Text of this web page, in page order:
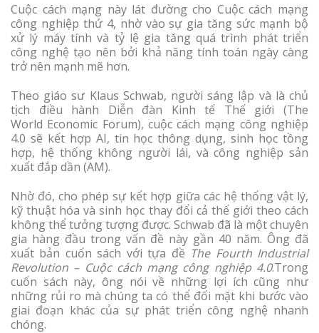
Cuộc cách mạng này lát đường cho Cuộc cách mạng
công nghiệp thứ 4, nhờ vào sự gia tăng sức mạnh bộ
xử lý máy tính và tỷ lệ gia tăng quá trình phát triển
công nghệ tạo nên bởi khả năng tính toán ngày càng
trở nên mạnh mẽ hơn.
Theo giáo sư Klaus Schwab, người sáng lập và là chủ
tịch điều hành Diễn đàn Kinh tế Thế giới (The
World Economic Forum), cuộc cách mạng công nghiệp
4.0 sẽ kết hợp AI, tin học thông dụng, sinh học tồng
hợp, hệ thống không người lái, và công nghiệp sản
xuất đắp dần (AM).
Nhờ đó, cho phép sự kết hợp giữa các hệ thống vật lý,
kỹ thuật hóa và sinh học thay đổi cả thế giới theo cách
không thể tưởng tượng được. Schwab đã là một chuyên
gia hàng đầu trong vấn đề này gần 40 năm. Ông đã
xuất bản cuốn sách với tựa đề The Fourth Industrial
Revolution – Cuộc cách mạng công nghiệp 4.0.Trong
cuốn sách này, ông nói về những lợi ích cũng như
những rủi ro mà chúng ta có thể đối mặt khi bước vào
giai đoạn khác của sự phát triển công nghệ nhanh
chóng.